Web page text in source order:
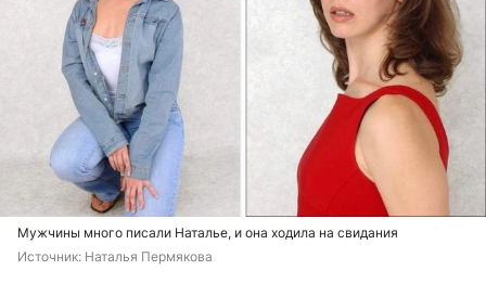
Мужчины много писали Наталье, и она ходила на свидания
Источник: Наталья Пермякова